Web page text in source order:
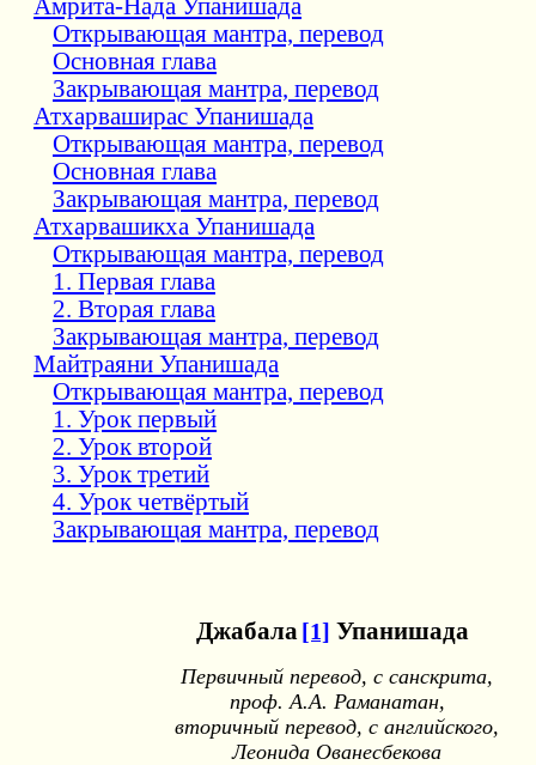
Амрита-Нада Упанишада
Открывающая мантра, перевод
Основная глава
Закрывающая мантра, перевод
Атхарваширас Упанишада
Открывающая мантра, перевод
Основная глава
Закрывающая мантра, перевод
Атхарвашикха Упанишада
Открывающая мантра, перевод
1. Первая глава
2. Вторая глава
Закрывающая мантра, перевод
Майтраяни Упанишада
Открывающая мантра, перевод
1. Урок первый
2. Урок второй
3. Урок третий
4. Урок четвёртый
Закрывающая мантра, перевод
Джабала [1] Упанишада
Первичный перевод, с санскрита,
проф. А.А. Раманатан,
вторичный перевод, с английского,
Леонида Ованесбекова